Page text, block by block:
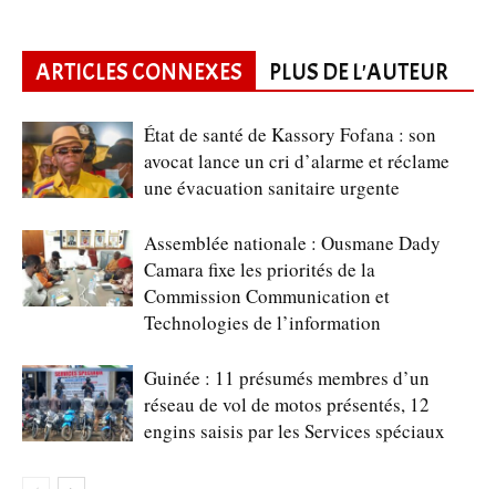
ARTICLES CONNEXES PLUS DE L'AUTEUR
État de santé de Kassory Fofana : son
avocat lance un cri d’alarme et réclame
une évacuation sanitaire urgente
Assemblée nationale : Ousmane Dady
Camara fixe les priorités de la
Commission Communication et
Technologies de l’information
Guinée : 11 présumés membres d’un
réseau de vol de motos présentés, 12
engins saisis par les Services spéciaux